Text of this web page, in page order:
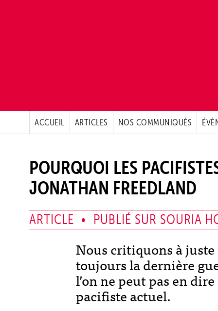
ACCUEIL ARTICLES NOS COMMUNIQUÉS
POURQUOI LES
JONATHAN FREEDLAND
ARTICLE • PUBLIÉ SUR SOURIA
Nous critiquons à
toujours la dernière
l’on ne peut pas en
pacifiste actuel.